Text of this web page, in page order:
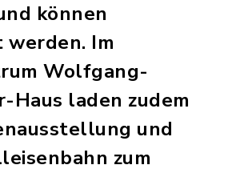
können
Im
Wolfgang-
Haus laden zudem
und
zum